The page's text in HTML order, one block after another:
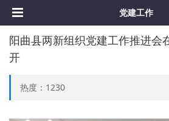
党建⼯作
阳曲县两新组织党建工作推进会
开
热度： 1230